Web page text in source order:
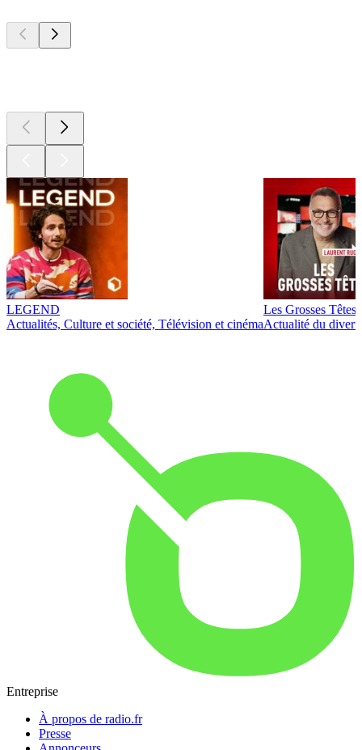
LEGEND
Actualités, Culture et société, Télévision et cinéma
Les Grosses Têtes
Actualité du
Entreprise
À propos de radio.fr
Presse